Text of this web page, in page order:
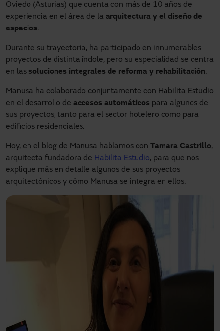
Oviedo (Asturias) que cuenta con más de 10 años de
experiencia en el área de la arquitectura y el diseño de
espacios.
Durante su trayectoria, ha participado en innumerables
proyectos de distinta índole, pero su especialidad se centra
en las soluciones integrales de reforma y rehabilitación.
Manusa ha colaborado conjuntamente con Habilita Estudio
en el desarrollo de accesos automáticos para algunos de
sus proyectos, tanto para el sector hotelero como para
edificios residenciales.
Hoy, en el blog de Manusa hablamos con Tamara Castrillo,
arquitecta fundadora de Habilita Estudio, para que nos
explique más en detalle algunos de sus proyectos
arquitectónicos y cómo Manusa se integra en ellos.